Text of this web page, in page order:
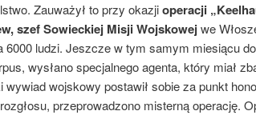
Zauważył to przy okazjioperacji
szef Sowieckiej Misji Wojskowejwe
6000 ludzi. Jeszcze w tym samym miesiącu
wysłano specjalnego agenta, który miał
wywiad wojskowy postawił sobie za punkt
przeprowadzono misterną operację.